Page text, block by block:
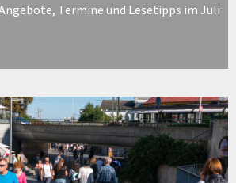
Termine und Lesetipps im Juli